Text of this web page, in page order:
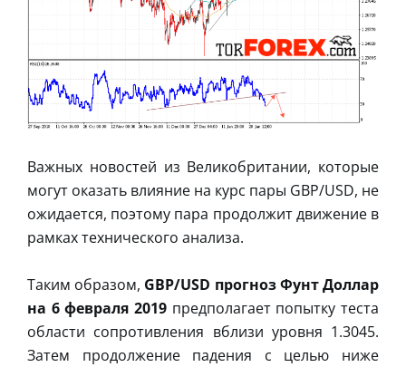
Важных новостей из Великобритании, которые
могут оказать влияние на курс пары GBP/USD, не
ожидается, поэтому пара продолжит движение в
рамках технического анализа.
Таким образом, GBP/USD прогноз Фунт Доллар
на 6 февраля 2019 предполагает попытку теста
области сопротивления вблизи уровня 1.3045.
Затем продолжение падения с целью ниже